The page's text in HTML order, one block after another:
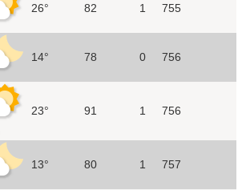
26° 82 1 755
14° 78 0 756
23° 91 1 756
13° 80 1 757